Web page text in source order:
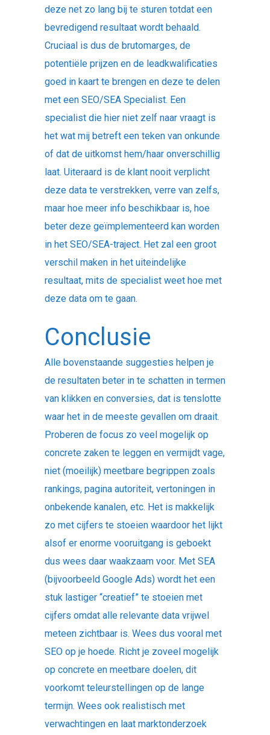
deze net zo lang bij te sturen totdat een
bevredigend resultaat wordt behaald.
Cruciaal is dus de brutomarges, de
potentiële prijzen en de leadkwalificaties
goed in kaart te brengen en deze te delen
met een SEO/SEA Specialist. Een
specialist die hier niet zelf naar vraagt is
het wat mij betreft een teken van onkunde
of dat de uitkomst hem/haar onverschillig
laat. Uiteraard is de klant nooit verplicht
deze data te verstrekken, verre van zelfs,
maar hoe meer info beschikbaar is, hoe
beter deze geïmplementeerd kan worden
in het SEO/SEA-traject. Het zal een groot
verschil maken in het uiteindelijke
resultaat, mits de specialist weet hoe met
deze data om te gaan.
Conclusie
Alle bovenstaande suggesties helpen je
de resultaten beter in te schatten in termen
van klikken en conversies, dat is tenslotte
waar het in de meeste gevallen om draait.
Proberen de focus zo veel mogelijk op
concrete zaken te leggen en vermijdt vage,
niet (moeilijk) meetbare begrippen zoals
rankings, pagina autoriteit, vertoningen in
onbekende kanalen, etc. Het is makkelijk
zo met cijfers te stoeien waardoor het lijkt
alsof er enorme vooruitgang is geboekt
dus wees daar waakzaam voor. Met SEA
(bijvoorbeeld Google Ads) wordt het een
stuk lastiger “creatief” te stoeien met
cijfers omdat alle relevante data vrijwel
meteen zichtbaar is. Wees dus vooral met
SEO op je hoede. Richt je zoveel mogelijk
op concrete en meetbare doelen, dit
voorkomt teleurstellingen op de lange
termijn. Wees ook realistisch met
verwachtingen en laat marktonderzoek